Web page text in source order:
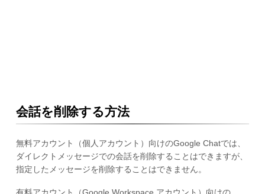
会話を削除する方法
無料アカウント（個人アカウント）向けのGoogle Chatでは、
ダイレクトメッセージでの会話を削除することはできますが、
指定したメッセージを削除することはできません。
有料アカウント（Google Workspace アカウント）向けの